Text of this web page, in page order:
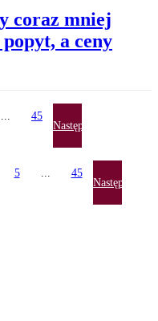
coraz mniej
a ceny
... 45
Następna
5 ... 45
Następna